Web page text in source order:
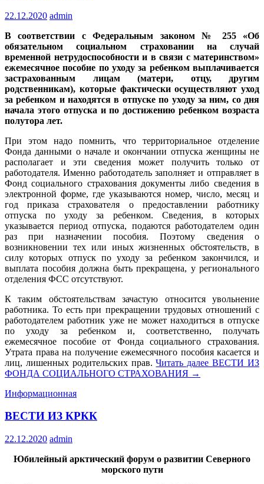
22.12.2020 admin
В соответствии с Федеральным законом № 255 «Об
обязательном социальном страховании на случай
временной нетрудоспособности и в связи с материнством»
ежемесячное пособие по уходу за ребенком выплачивается
застрахованным лицам (матери, отцу, другим
родственникам), которые фактически осуществляют уход
за ребенком и находятся в отпуске по уходу за ним, со дня
начала этого отпуска и по достижению ребенком возраста
полутора лет.
При этом надо помнить, что территориальное отделение
Фонда данными о начале и окончании отпуска женщины не
располагает и эти сведения может получить только от
работодателя. Именно работодатель заполняет и отправляет в
Фонд социального страхования документы либо сведения в
электронной форме, где указываются номер, число, месяц и
год приказа страхователя о предоставлении работнику
отпуска по уходу за ребенком. Сведения, в которых
указывается период отпуска, подаются работодателем один
раз при назначении пособия. Поэтому сведения о
возникновении тех или иных жизненных обстоятельств, в
силу которых отпуск по уходу за ребенком закончился, и
выплата пособия должна быть прекращена, у регионального
отделения ФСС отсутствуют.
К таким обстоятельствам зачастую относится увольнение
работника. То есть при прекращении трудовых отношений с
работодателем работник уже не может находиться в отпуске
по уходу за ребенком и, соответственно, получать
ежемесячное пособие от Фонда социального страхования.
Утрата права на получение ежемесячного пособия касается и
лиц, лишенных родительских прав.Читать далееВЕСТИ ИЗ
ФОНДА СОЦИАЛЬНОГО СТРАХОВАНИЯ →
Информационная
ВЕСТИ ИЗ КРКК
22.12.2020 admin
Юбилейный арктический форум о развитии Северного
морского пути